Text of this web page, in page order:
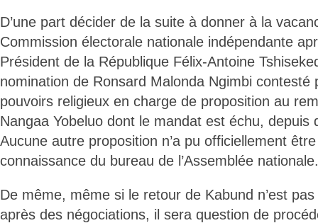
D’une part décider de la suite à donner à la
Commission électorale nationale indépendante
Président de la République Félix-Antoine
nomination de Ronsard Malonda Ngimbi contesté
pouvoirs religieux en charge de proposition au
Nangaa Yobeluo dont le mandat est échu, depuis
Aucune autre proposition n’a pu officiellement
connaissance du bureau de l’Assemblée nationale.
De même, même si le retour de Kabund n’est
après des négociations, il sera question de